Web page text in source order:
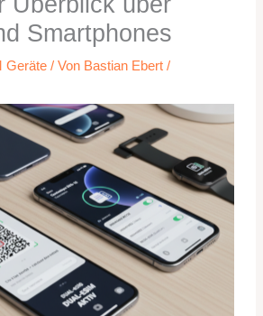
Smartphones
Geräte / Von Bastian Ebert/